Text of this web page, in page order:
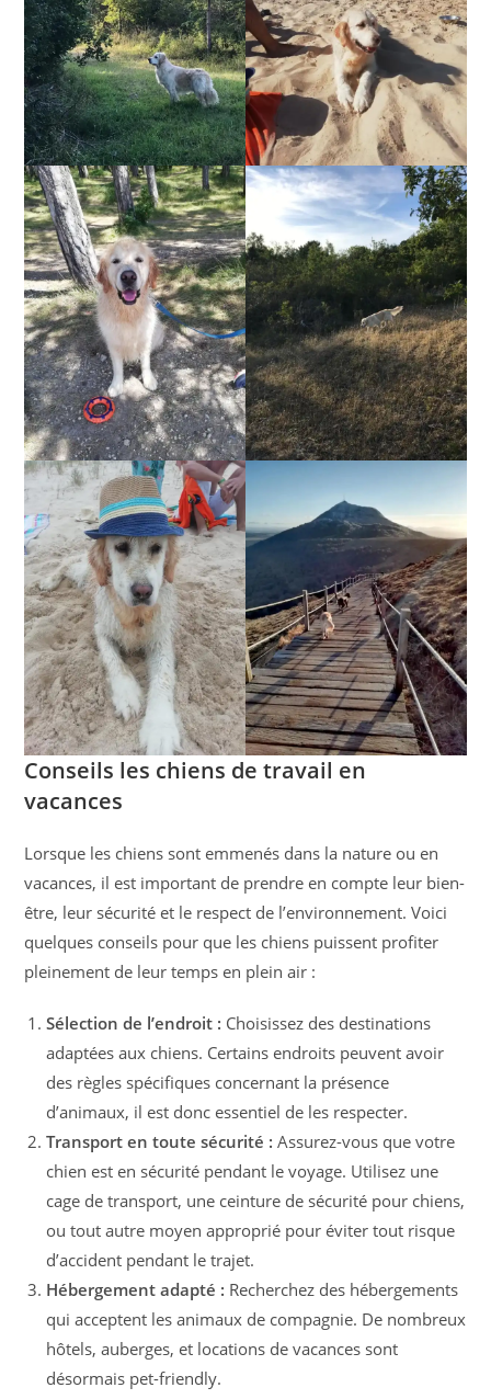
Conseils les chiens de travail en
vacances
Lorsque les chiens sont emmenés dans la nature ou en
vacances, il est important de prendre en compte leur bien-
être, leur sécurité et le respect de l’environnement. Voici
quelques conseils pour que les chiens puissent profiter
pleinement de leur temps en plein air :
Sélection de l’endroit : Choisissez des destinations
adaptées aux chiens. Certains endroits peuvent avoir
des règles spécifiques concernant la présence
d’animaux, il est donc essentiel de les respecter.
Transport en toute sécurité : Assurez-vous que votre
chien est en sécurité pendant le voyage. Utilisez une
cage de transport, une ceinture de sécurité pour chiens,
ou tout autre moyen approprié pour éviter tout risque
d’accident pendant le trajet.
Hébergement adapté : Recherchez des hébergements
qui acceptent les animaux de compagnie. De nombreux
hôtels, auberges, et locations de vacances sont
désormais pet-friendly.